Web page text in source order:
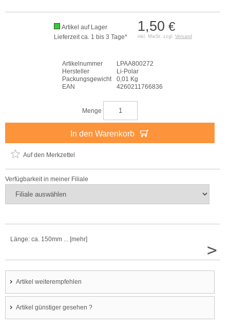
1,50 €
inkl. MwSt. zzgl. Versand
Artikel auf Lager
Lieferzeit ca. 1 bis 3 Tage*
Artikelnummer
LPAA800272
Hersteller
Li-Polar
Packungsgewicht
0,01 Kg
EAN
4260211766836
Menge
In den Warenkorb
Auf den Merkzettel
Verfügbarkeit in meiner Filiale
Länge: ca. 150mm ... [mehr]
>
Artikel weiterempfehlen
Artikel günstiger gesehen ?